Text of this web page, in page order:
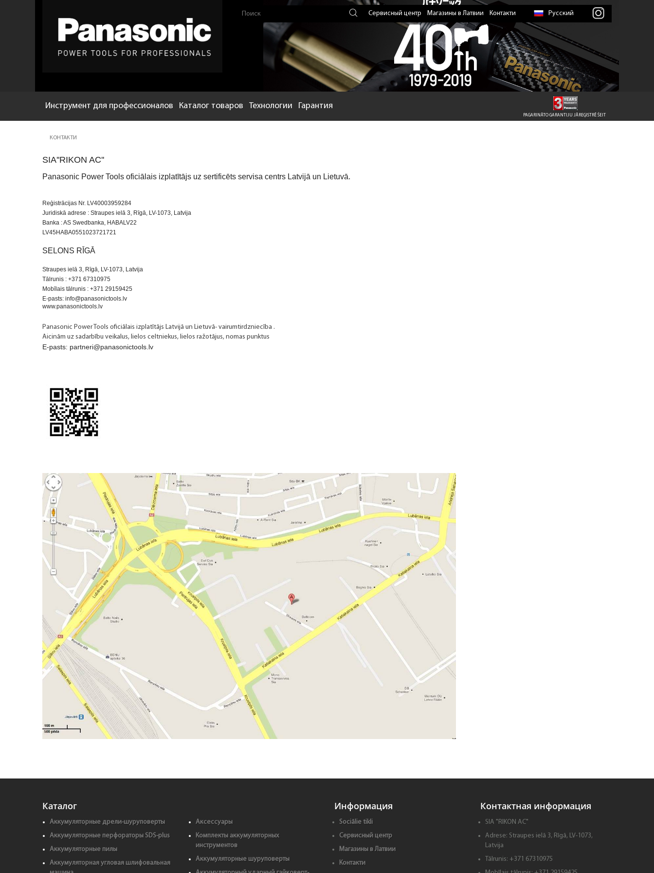
Сервисный центр Магазины в Латвии Контакти Русский
Инструмент для профессионалов Каталог товаров Технологии Гарантия
PAGARINĀTO GARANTIJU JĀREĢISTRĒ ŠEIT
КОНТАКТИ
SIA''RIKON AC''
Panasonic Power Tools oficiālais izplatītājs uz sertificēts servisa centrs Latvijā un Lietuvā.
Reģistrācijas Nr. LV40003959284
Juridiskā adrese : Straupes ielā 3, Rīgā, LV-1073, Latvija
Banka : AS Swedbanka, HABALV22
LV45HABA0551023721721
SELONS RĪGĀ
Straupes ielā 3, Rīgā, LV-1073, Latvija
Tālrunis : +371 67310975
Mobīlais tālrunis : +371 29159425
E-pasts: info@panasonictools.lv
www.panasonictools.lv
Panasonic Power Tools oficiālais izplatītājs Latvijā un Lietuvā- vairumtirdzniecība .
Aicinām uz sadarbību veikalus, lielos celtniekus, lielos ražotājus, nomas punktus
E-pasts: partneri@panasonictools.lv
Каталог
Аккумуляторные дрели-шуруповерты
Аккумуляторные перфораторы SDS-plus
Аккумуляторные пилы
Аккумуляторная угловая шлифовальная
Аксессуары
Комплекты аккумуляторных
инструментов
Аккумуляторные шуруповерты
Информация
Sociālie tikli
Сервисный центр
Магазины в Латвии
Контакти
Контактная информация
SIA "RIKON AC"
Adrese: Straupes ielā 3, Rīgā, LV-1073,
Latvija
Tālrunis: +371 67310975